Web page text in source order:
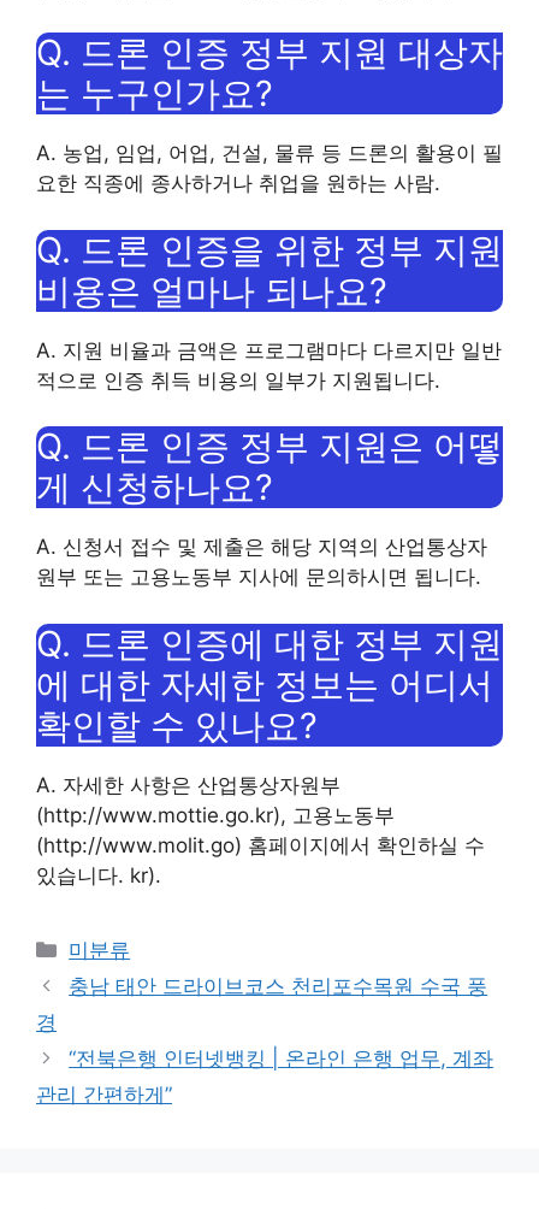
Q. 드론 인증 정부 지원 대상자
는 누구인가요?
A. 농업, 임업, 어업, 건설, 물류 등 드론의 활용이 필
요한 직종에 종사하거나 취업을 원하는 사람.
Q. 드론 인증을 위한 정부 지원
비용은 얼마나 되나요?
A. 지원 비율과 금액은 프로그램마다 다르지만 일반
적으로 인증 취득 비용의 일부가 지원됩니다.
Q. 드론 인증 정부 지원은 어떻
게 신청하나요?
A. 신청서 접수 및 제출은 해당 지역의 산업통상자
원부 또는 고용노동부 지사에 문의하시면 됩니다.
Q. 드론 인증에 대한 정부 지원
에 대한 자세한 정보는 어디서
확인할 수 있나요?
A. 자세한 사항은 산업통상자원부
(http://www.mottie.go.kr), 고용노동부
(http://www.molit.go) 홈페이지에서 확인하실 수
있습니다. kr).
Categories
미분류
충남 태안 드라이브코스 천리포수목원 수국 풍
경
“전북은행 인터넷뱅킹 | 온라인 은행 업무, 계좌
관리 간편하게”